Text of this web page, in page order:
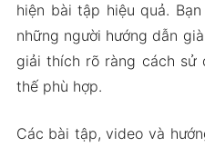
hiện bài tập hiệu quả.
những người hướng dẫn
giải thích rõ ràng cách
thế phù hợp.
Các bài tập, video và